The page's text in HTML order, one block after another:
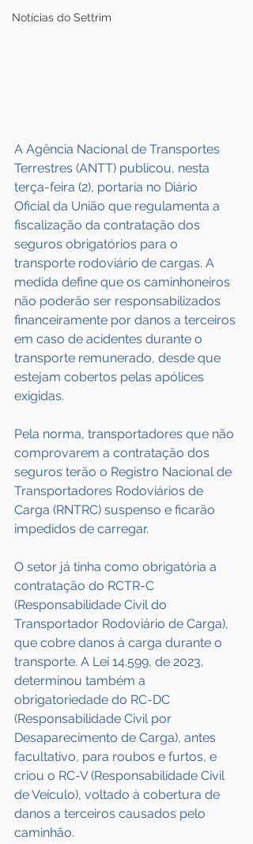
Notícias do Settrim
A Agência Nacional de Transportes
Terrestres (ANTT) publicou, nesta
terça-feira (2), portaria no Diário
Oficial da União que regulamenta a
fiscalização da contratação dos
seguros obrigatórios para o
transporte rodoviário de cargas. A
medida define que os caminhoneiros
não poderão ser responsabilizados
financeiramente por danos a terceiros
em caso de acidentes durante o
transporte remunerado, desde que
estejam cobertos pelas apólices
exigidas.
Pela norma, transportadores que não
comprovarem a contratação dos
seguros terão o Registro Nacional de
Transportadores Rodoviários de
Carga (RNTRC) suspenso e ficarão
impedidos de carregar.
O setor já tinha como obrigatória a
contratação do RCTR-C
(Responsabilidade Civil do
Transportador Rodoviário de Carga),
que cobre danos à carga durante o
transporte. A Lei 14.599, de 2023,
determinou também a
obrigatoriedade do RC-DC
(Responsabilidade Civil por
Desaparecimento de Carga), antes
facultativo, para roubos e furtos, e
criou o RC-V (Responsabilidade Civil
de Veículo), voltado à cobertura de
danos a terceiros causados pelo
caminhão.